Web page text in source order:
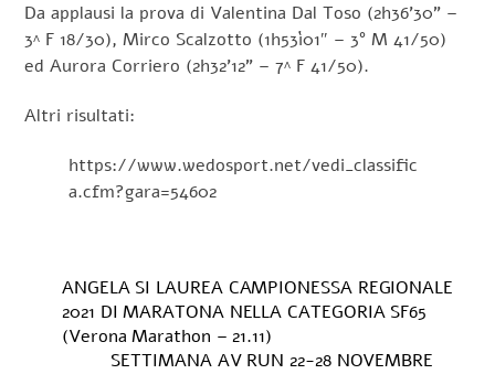
Da applausi la prova di Valentina Dal Toso (2h36’30” –
3^ F 18/30), Mirco Scalzotto (1h53ì01″ – 3° M 41/50)
ed Aurora Corriero (2h32’12” – 7^ F 41/50).
Altri risultati:
https://www.wedosport.net/vedi_classific
a.cfm?gara=54602
ANGELA SI LAUREA CAMPIONESSA REGIONALE
2021 DI MARATONA NELLA CATEGORIA SF65
(Verona Marathon – 21.11)
SETTIMANA AV RUN 22-28 NOVEMBRE